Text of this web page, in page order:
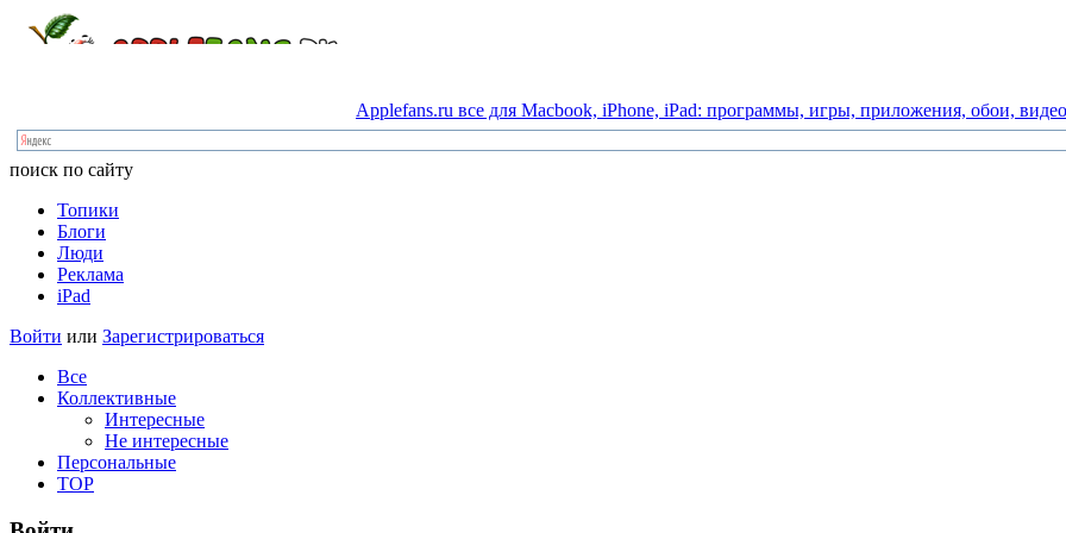
Applefans.ru все для Macbook, iPhone, iPad: программы, игры, приложения, обои, видео
поиск по сайту
Топики
Блоги
Люди
Реклама
iPad
Войти или Зарегистрироваться
Все
Коллективные
Интересные
Не интересные
Персональные
TOP